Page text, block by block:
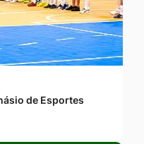
de Esportes